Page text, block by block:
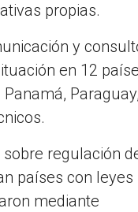
propias.
y
en 12
Paraguay,
regulación
países con leyes
mediante